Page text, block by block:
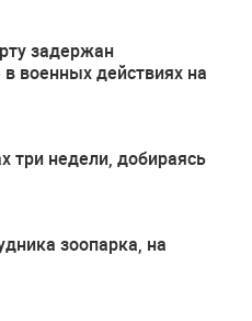
задержан
военных действиях на
три недели, добираясь
зоопарка, на